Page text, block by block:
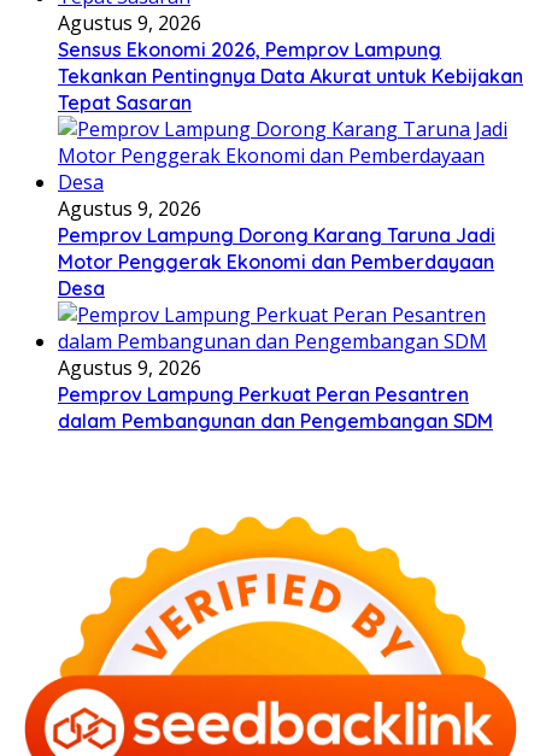
Agustus 9, 2026
Sensus Ekonomi 2026, Pemprov Lampung
Tekankan Pentingnya Data Akurat untuk Kebijakan
Tepat Sasaran
Agustus 9, 2026
Pemprov Lampung Dorong Karang Taruna Jadi
Motor Penggerak Ekonomi dan Pemberdayaan
Desa
Agustus 9, 2026
Pemprov Lampung Perkuat Peran Pesantren
dalam Pembangunan dan Pengembangan SDM